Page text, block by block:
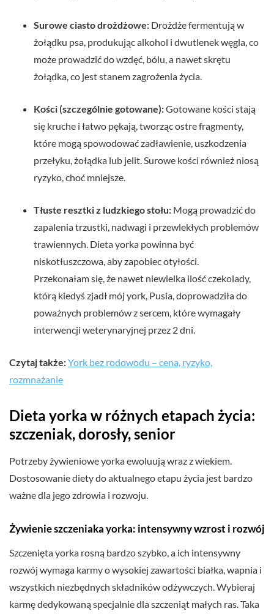
Surowe ciasto drożdżowe: Drożdże fermentują w
żołądku psa, produkując alkohol i dwutlenek węgla, co
może prowadzić do wzdęć, bólu, a nawet skrętu
żołądka, co jest stanem zagrożenia życia.
Kości (szczególnie gotowane):Gotowane kości stają
się kruche i łatwo pękają, tworząc ostre fragmenty,
które mogą spowodować zadławienie, uszkodzenia
przełyku, żołądka lub jelit. Surowe kości również niosą
ryzyko, choć mniejsze.
Tłuste resztki z ludzkiego stołu: Mogą prowadzić do
zapalenia trzustki, nadwagi i przewlekłych problemów
trawiennych. Dieta yorka powinna być
niskotłuszczowa, aby zapobiec otyłości.
Przekonałam się, że nawet niewielka ilość czekolady,
którą kiedyś zjadł mój york, Pusia, doprowadziła do
poważnych problemów z sercem, które wymagały
interwencji weterynaryjnej przez 2 dni.
Czytaj także:York bez rodowodu – cena, ryzyko,
rozmnażanie
Dieta yorka w różnych etapach życia:
szczeniak, dorosły, senior
Potrzeby żywieniowe yorka ewoluują wraz z wiekiem.
Dostosowanie diety do aktualnego etapu życia jest bardzo
ważne dla jego zdrowia i rozwoju.
Żywienie szczeniaka yorka: intensywny wzrost i rozwój
Szczenięta yorka rosną bardzo szybko, a ich intensywny
rozwój wymaga karmy o wysokiej zawartości białka, wapnia i
wszystkich niezbędnych składników odżywczych. Wybieraj
karmę dedykowaną specjalnie dla szczeniąt małych ras. Taka